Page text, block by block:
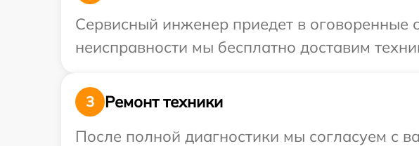
Сервисный инженер приедет в оговоренные
неисправности мы бесплатно доставим
3
Ремонт техники
После полной диагностики мы согласуем с